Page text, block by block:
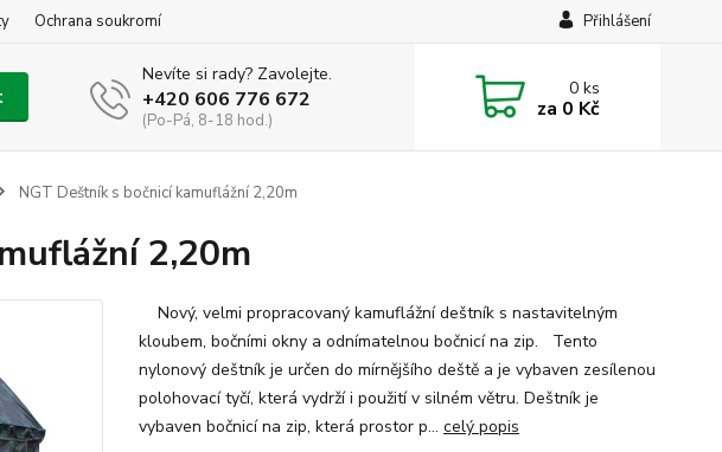
Ochrana soukromí Přihlášení
Nevíte si rady? Zavolejte.
+420 606 776 672
(Po-Pá, 8-18 hod.)
0ks
za 0 Kč
NGT Deštník s bočnicí kamuflážní 2,20m
2,20m
Nový, velmi propracovaný kamuflážní deštník s nastavitelným
kloubem, bočními okny a odnímatelnou bočnicí na zip. Tento
nylonový deštník je určen do mírnějšího deště a je vybaven zesílenou
polohovací tyčí, která vydrží i použití v silném větru. Deštník je
vybaven bočnicí na zip, která prostor p... celý popis